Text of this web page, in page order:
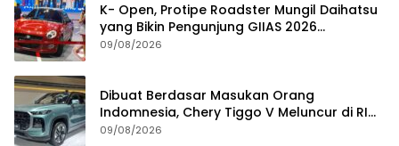
K- Open, Protipe Roadster Mungil Daihatsu
yang Bikin Pengunjung GIIAS 2026
Penasaran
09/08/2026
Dibuat Berdasar Masukan Orang
Indomnesia, Chery Tiggo V Meluncur di RI
Kuartal IV Tahun Ini
09/08/2026